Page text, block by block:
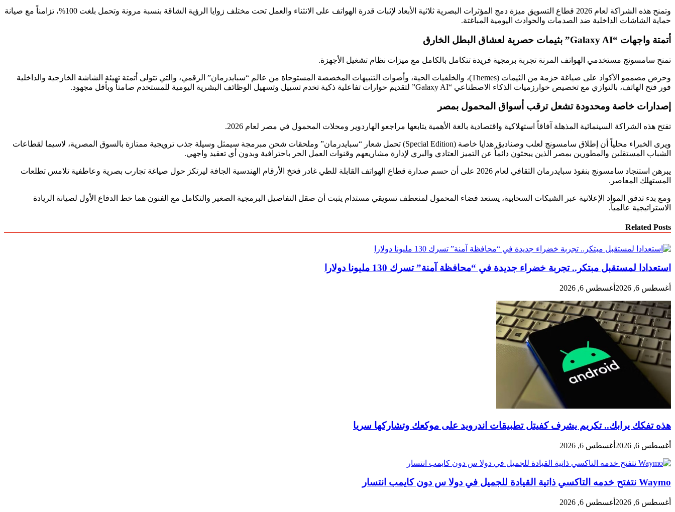
وتمنح هذه الشراكة لعام 2026 قطاع التسويق ميزة دمج المؤثرات البصرية ثلاثية الأبعاد لإثبات قدرة الهواتف على الانثناء والعمل تحت مختلف زوايا الرؤية الشاقة بنسبة مرونة وتحمل بلغت 100%، تزامناً مع صيانة
حماية الشاشات الداخلية ضد الصدمات والحوادث اليومية المباغتة.
أتمتة واجهات “Galaxy AI” بثيمات حصرية لعشاق البطل الخارق
تمنح سامسونج مستخدمي الهواتف المرنة تجربة برمجية فريدة تتكامل بالكامل مع ميزات نظام تشغيل الأجهزة.
وحرص مصممو الأكواد على صياغة حزمة من الثيمات (Themes)، والخلفيات الحية، وأصوات التنبيهات المخصصة المستوحاة من عالم “سبايدرمان” الرقمي، والتي تتولى أتمتة تهيئة الشاشة الخارجية والداخلية
فور فتح الهاتف، بالتوازي مع تخصيص خوارزميات الذكاء الاصطناعي “Galaxy AI” لتقديم حوارات تفاعلية ذكية تخدم تسييل وتسهيل الوظائف البشرية اليومية للمستخدم صامتاً وبأقل مجهود.
إصدارات خاصة ومحدودة تشعل ترقب أسواق المحمول بمصر
تفتح هذه الشراكة السينمائية المذهلة آفاقاً استهلاكية واقتصادية بالغة الأهمية يتابعها مراجعو الهاردوير ومحلات المحمول في مصر لعام 2026.
ويرى الخبراء محلياً أن إطلاق سامسونج لعلب وصناديق هدايا خاصة (Special Edition) تحمل شعار “سبايدرمان” وملحقات شحن مبرمجة سيمثل وسيلة جذب ترويجية ممتازة بالسوق المصرية، لاسيما لقطاعات
الشباب المستقلين والمطورين بمصر الذين يبحثون دائماً عن التميز العتادي والبري لإدارة مشاريعهم وقنوات العمل الحر باحترافية وبدون أي تعقيد واجهي.
يبرهن استنجاد سامسونج بنفوذ سبايدرمان الثقافي لعام 2026 على أن حسم صدارة قطاع الهواتف القابلة للطي غادر فخخ الأرقام الهندسية الجافة ليرتكز حول صياغة تجارب بصرية وعاطفية تلامس تطلعات
المستهلك المعاصر.
ومع بدء تدفق المواد الإعلانية عبر الشبكات السحابية، يستعد فضاء المحمول لمنعطف تسويقي مستدام يثبت أن صقل التفاصيل البرمجية الصغير والتكامل مع الفنون هما خط الدفاع الأول لصيانة الريادة
الاستراتيجية عالمياً.
Related Posts
استعدادا لمستقبل مبتكر.. تجربة خضراء جديدة في “محافظة آمنة” تسرك 130 مليونا دولارا
أغسطس 6, 2026 أغسطس 6, 2026
هذه تفكك يرابك.. تكريم يشرف كفيتل تطبيقات اندرويد على موكعك وتشاركها سريا
أغسطس 6, 2026 أغسطس 6, 2026
Waymo​ نتفتح خدمه التاكسي ذاتية القيادة للجميل في دولا س دون كايمب انتسار
أغسطس 6, 2026 أغسطس 6, 2026